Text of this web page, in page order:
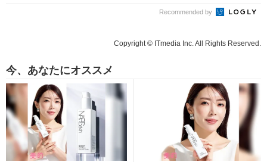
Recommended by
Copyright © ITmedia Inc. All Rights Reserved.
今、あなたにオススメ